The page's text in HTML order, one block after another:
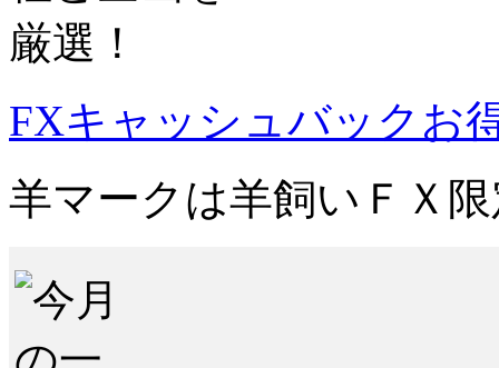
FXキャッシュバックお
羊マーク は羊飼いＦＸ